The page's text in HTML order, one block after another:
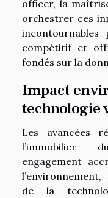
officer, la
orchestrer ces
incontournables
compétitif et
fondés sur la
Impact
technologie
Les avancées
l’immobilier
engagement
de la